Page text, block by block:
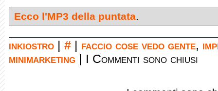
Ecco l'MP3 della puntata.
inkiostro # faccio cose vedo gente,
minimarketing
I Commenti sono chiusi